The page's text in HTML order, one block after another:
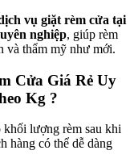
vụ giặt rèm cửa tại
nghiệp, giúp rèm
và thẩm mỹ như mới.
Cửa Giá Rẻ Uy
Kg ?
lượng rèm sau khi
hàng có thể dễ dàng